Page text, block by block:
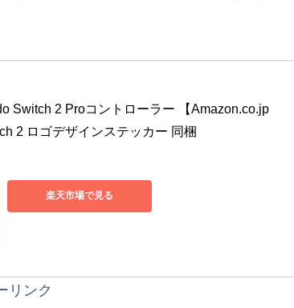
Switch 2 Proコントローラー 【Amazon.co.jp
2 ロゴデザインステッカー 同梱
楽天市場で見る
リンク